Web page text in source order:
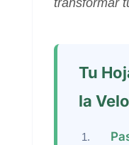
transformar
Tu
la